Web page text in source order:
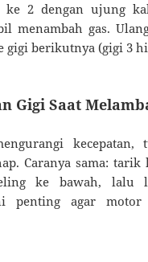
ke 2 dengan ujung
menambah gas.
gigi berikutnya (gigi 3
Gigi Saat
kecepatan,
Caranya sama:
ke bawah, lalu
penting agar motor